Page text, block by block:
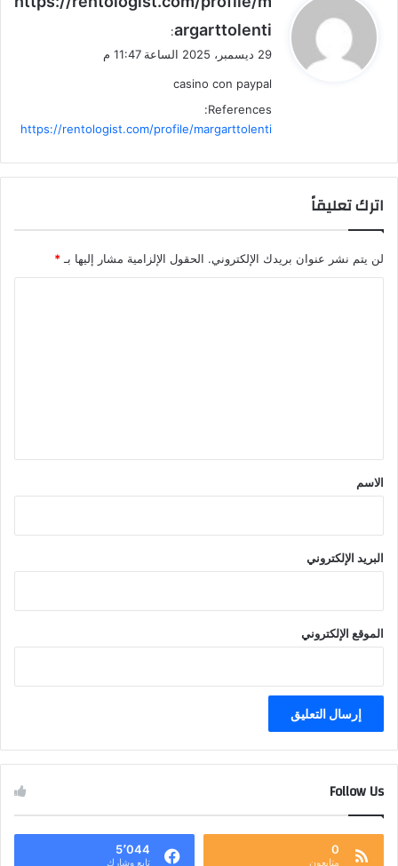
و
ل
argarttolenti
:
29 ديسمبر، 2025 الساعة 11:47 م
casino con paypal
References:
https://rentologist.com/profile/margarttolenti
اترك تعليقاً
لن يتم نشر عنوان بريدك الإلكتروني. الحقول الإلزامية مشار إليها بـ*
*
الاسم
البريد الإلكتروني
الموقع الإلكتروني
Follow Us
0
متابعون
5٬044
تابع وشارك